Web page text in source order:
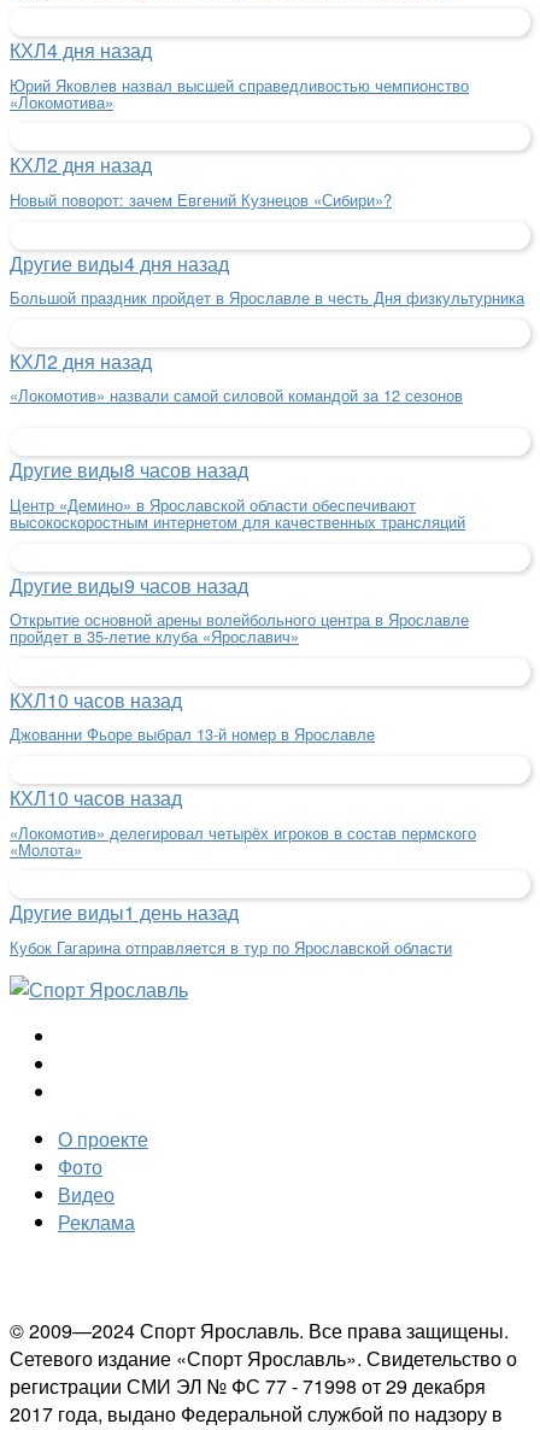
КХЛ4 дня назад
Юрий Яковлев назвал высшей справедливостью чемпионство
«Локомотива»
КХЛ2 дня назад
Новый поворот: зачем Евгений Кузнецов «Сибири»?
Другие виды4 дня назад
Большой праздник пройдет в Ярославле в честь Дня физкультурника
КХЛ2 дня назад
«Локомотив» назвали самой силовой командой за 12 сезонов
Другие виды8 часов назад
Центр «Демино» в Ярославской области обеспечивают
высокоскоростным интернетом для качественных трансляций
Другие виды9 часов назад
Открытие основной арены волейбольного центра в Ярославле
пройдет в 35-летие клуба «Ярославич»
КХЛ10 часов назад
Джованни Фьоре выбрал 13-й номер в Ярославле
КХЛ10 часов назад
«Локомотив» делегировал четырёх игроков в состав пермского
«Молота»
Другие виды1 день назад
Кубок Гагарина отправляется в тур по Ярославской области
О проекте
Фото
Видео
Реклама
© 2009—2024 Спорт Ярославль. Все права защищены.
Сетевого издание «Спорт Ярославль». Свидетельство о
регистрации СМИ ЭЛ № ФС 77 - 71998 от 29 декабря
2017 года, выдано Федеральной службой по надзору в